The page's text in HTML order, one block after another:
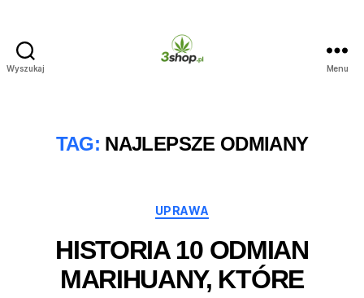
Wyszukaj Menu
TAG: NAJLEPSZE ODMIANY
Kategorie
UPRAWA
HISTORIA 10 ODMIAN
MARIHUANY, KTÓRE